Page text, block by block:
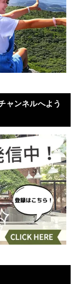
ャンネルへよう